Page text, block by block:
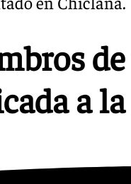
a